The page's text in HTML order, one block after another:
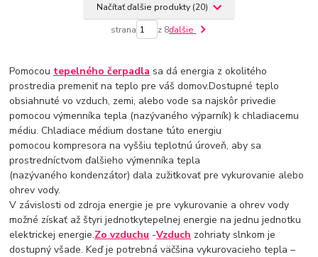
Načítať ďalšie produkty (20)
strana z 8ďalšie
Pomocou tepelného čerpadla sa dá energia z okolitého
prostredia premeniť na teplo pre váš domov.Dostupné teplo
obsiahnuté vo vzduch, zemi, alebo vode sa najskôr privedie
pomocou výmenníka tepla (nazývaného výparník) k chladiacemu
médiu. Chladiace médium dostane túto energiu
pomocou kompresora na vyššiu teplotnú úroveň, aby sa
prostredníctvom ďalšieho výmenníka tepla
(nazývaného kondenzátor) dala zužitkovať pre vykurovanie alebo
ohrev vody.
V závislosti od zdroja energie je pre vykurovanie a ohrev vody
možné získať až štyri jednotkytepelnej energie na jednu jednotku
elektrickej energie.Zo vzduchu -Vzduch zohriaty slnkom je
dostupný všade. Keď je potrebná väčšina vykurovacieho tepla –